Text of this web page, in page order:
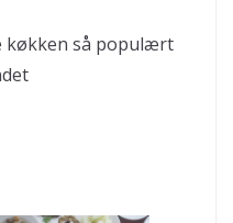
køkken så populært